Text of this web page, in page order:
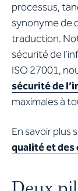
processus,
synonyme de
traduction.
sécurité de
ISO 27001,
sécurité de
maximales à
En savoir plus
qualité et